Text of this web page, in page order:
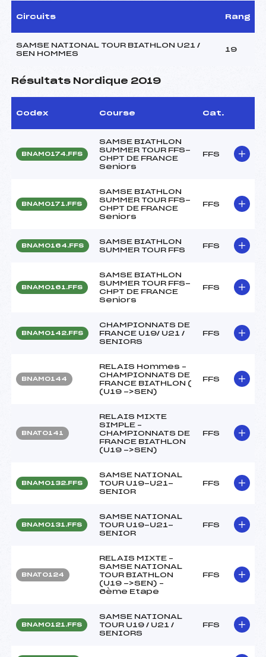
Circuits Rang
SAMSE NATIONAL TOUR BIATHLON U21 /
SEN HOMMES
19
Résultats Nordique 2019
Codex Course Cat.
BNAM0174.FFS
SAMSE BIATHLON
SUMMER TOUR FFS-
CHPT DE FRANCE
Seniors
FFS
BNAM0171.FFS
SAMSE BIATHLON
SUMMER TOUR FFS-
CHPT DE FRANCE
Seniors
FFS
BNAM0164.FFS
SAMSE BIATHLON
SUMMER TOUR FFS
FFS
BNAM0161.FFS
SAMSE BIATHLON
SUMMER TOUR FFS-
CHPT DE FRANCE
Seniors
FFS
BNAM0142.FFS
CHAMPIONNATS DE
FRANCE U19/ U21 /
SENIORS
FFS
BNAM0144
RELAIS Hommes –
CHAMPIONNATS DE
FRANCE BIATHLON (
(U19 ->SEN)
FFS
BNAT0141
RELAIS MIXTE
SIMPLE –
CHAMPIONNATS DE
FRANCE BIATHLON
(U19 ->SEN)
FFS
BNAM0132.FFS
SAMSE NATIONAL
TOUR U19-U21-
SENIOR
FFS
BNAM0131.FFS
SAMSE NATIONAL
TOUR U19-U21-
SENIOR
FFS
BNAT0124
RELAIS MIXTE –
SAMSE NATIONAL
TOUR BIATHLON
(U19 ->SEN) –
6ème Etape
FFS
BNAM0121.FFS
SAMSE NATIONAL
TOUR U19 / U21 /
SENIORS
FFS